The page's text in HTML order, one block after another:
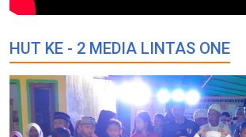
HUT KE - 2 MEDIA LINTAS ONE